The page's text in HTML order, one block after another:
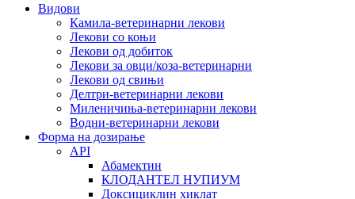
Видови
Камила-ветеринарни лекови
Лекови со коњи
Лекови од добиток
Лекови за овци/коза-ветеринарни
Лекови од свињи
Делтри-ветеринарни лекови
Миленичиња-ветеринарни лекови
Водни-ветеринарни лекови
Форма на дозирање
API
Абамектин
КЛОДАНТЕЛ НУПИУМ
Доксициклин хиклат